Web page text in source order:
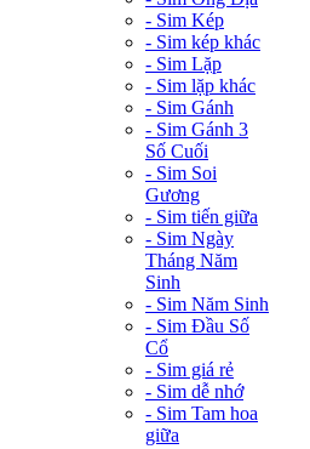
- Sim Kép
- Sim kép khác
- Sim Lặp
- Sim lặp khác
- Sim Gánh
- Sim Gánh 3
Số Cuối
- Sim Soi
Gương
- Sim tiến giữa
- Sim Ngày
Tháng Năm
Sinh
- Sim Năm Sinh
- Sim Đầu Số
Cổ
- Sim giá rẻ
- Sim dễ nhớ
- Sim Tam hoa
giữa